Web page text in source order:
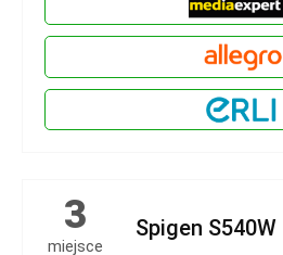
3
miejsce
Spigen S540W